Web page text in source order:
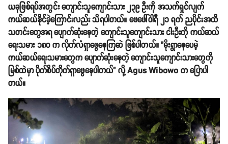
ယခုဖြစ်ရပ်အတွင်း ကျောင်းသူကျောင်းသား ၂၃၉ ဦးကို အသက်ရှင်လျက်
ကယ်ဆယ်နိုင်ခဲ့ကြောင်းလည်း သိရပါတယ်။ ဖေဖေါ်ဝါရီ ၂၁ ရက် ညပိုင်းအထိ
သတင်းတွေအရ ပျောက်ဆုံးနေတဲ့ ကျောင်းသူကျောင်းသား ငါးဦးကို ကယ်ဆယ်
ရေးသမား ၁၈၀ က လိုက်လံရှာဖွေနေကြဆဲ ဖြစ်ပါတယ်။ "မိုးရွာနေပေမဲ့
ကယ်ဆယ်ရေးသမားတွေက ပျောက်ဆုံးနေတဲ့ ကျောင်းသူကျောင်းသားတွေကို
မြစ်ထဲမှာ ပိုက်စိပ်တိုက်ရှာဖွေနေပါတယ်" လို့ Agus Wibowo က ပြောပါ
တယ်။